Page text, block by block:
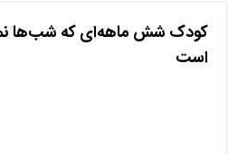
کودک شش ماهه‌ای که شب‌ها
است